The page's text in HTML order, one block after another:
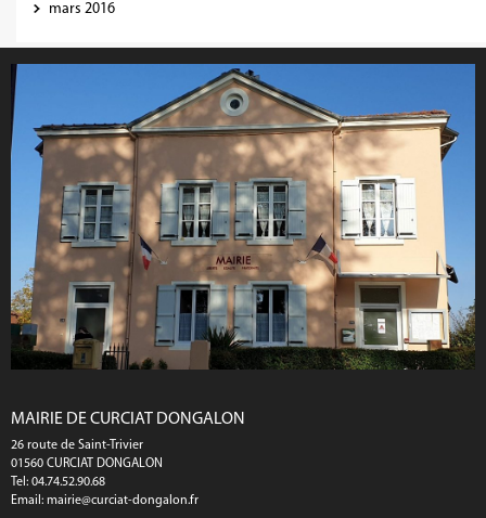
mars 2016
MAIRIE DE CURCIAT DONGALON
26 route de Saint-Trivier
01560 CURCIAT DONGALON
Tel: 04.74.52.90.68
Email: mairie@curciat-dongalon.fr